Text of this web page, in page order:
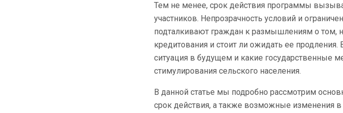
Тем не менее, срок действия программы
участников. Непрозрачность условий и
подталкивают граждан к размышлениям о том,
кредитования и стоит ли ожидать ее
ситуация в будущем и какие государственные
стимулирования сельского населения.
В данной статье мы подробно рассмотрим
срок действия, а также возможные изменения